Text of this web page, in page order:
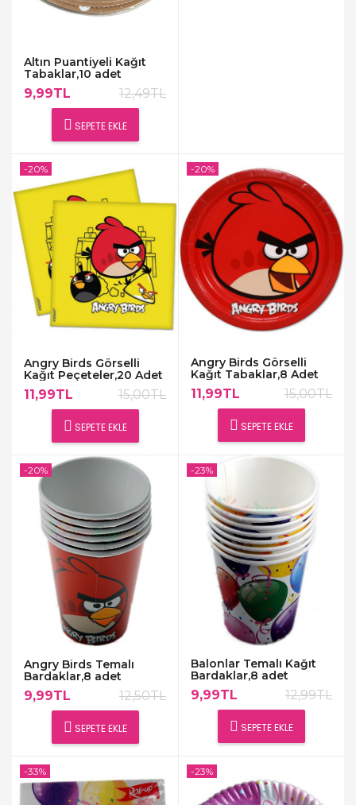
Altın Puantiyeli Kağıt
Tabaklar,10 adet
9,99TL 12,49TL
SEPETE EKLE
Angry Birds Görselli
Kağıt Peçeteler,20 Adet
11,99TL 15,00TL
SEPETE EKLE
-20%
Angry Birds Görselli
Kağıt Tabaklar,8 Adet
11,99TL 15,00TL
SEPETE EKLE
-20%
Angry Birds Temalı
Bardaklar,8 adet
9,99TL 12,50TL
SEPETE EKLE
-20%
Balonlar Temalı Kağıt
Bardaklar,8 adet
9,99TL 12,99TL
SEPETE EKLE
-23%
-33% -23%